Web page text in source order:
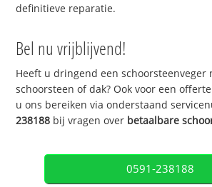
definitieve reparatie.
Bel nu vrijblijvend!
Heeft u dringend een schoorsteenveger
schoorsteen of dak? Ook voor een
u ons bereiken via onderstaand
238188 bij vragen over betaalbare
0591-238188